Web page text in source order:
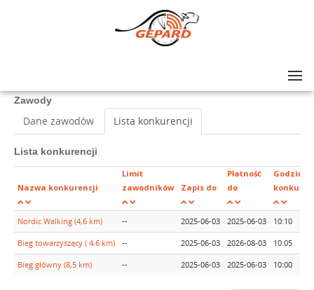
Zawody
Dane zawodów Lista konkurencji
Lista konkurencji
Nazwa konkurencji
Limit
zawodników
Zapis do
Płatność
do
Godzina
Nordic Walking (4,6 km) -- 2025-06-03 2025-06-03 10:10
Bieg towarzyszący ( 4,6 km) -- 2025-06-03 2026-08-03 10:05
Bieg główny (8,5 km) -- 2025-06-03 2025-06-03 10:00